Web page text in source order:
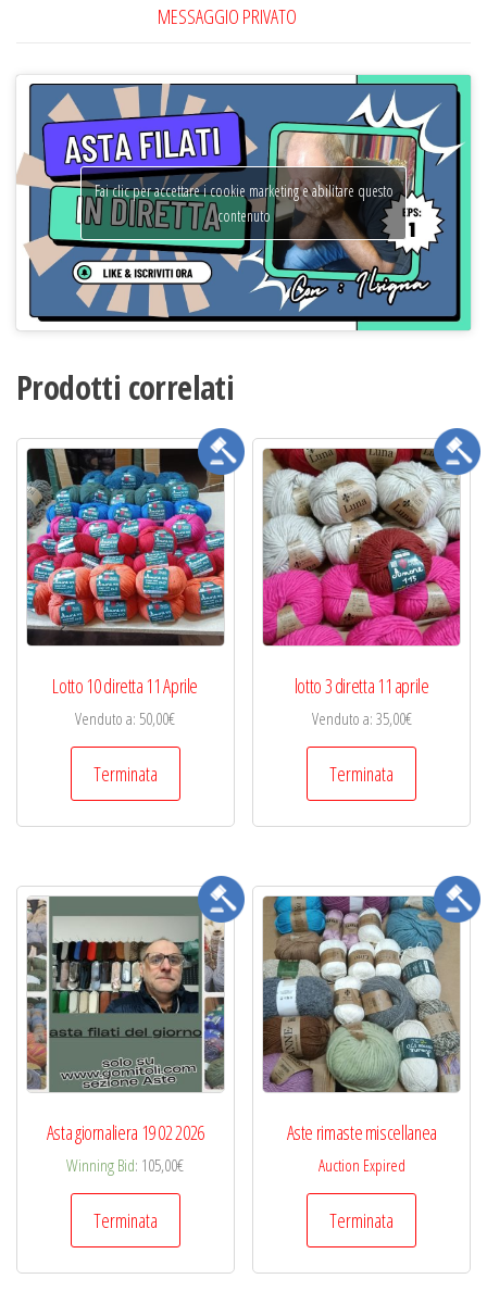
MESSAGGIO PRIVATO
Fai clic per accettare i cookie marketing e abilitare questo
contenuto
Prodotti correlati
Lotto 10 diretta 11 Aprile
Venduto a: 50,00€
Terminata
lotto 3 diretta 11 aprile
Venduto a:35,00€
Terminata
Asta giornaliera 19 02 2026
Winning Bid: 105,00€
Terminata
Aste rimaste miscellanea
Auction Expired
Terminata